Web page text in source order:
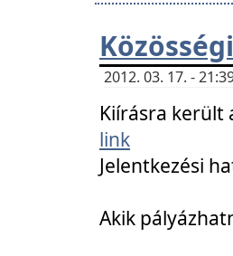
2012. 03. 17. -
Kiírásra került
link
Jelentkezési
Akik